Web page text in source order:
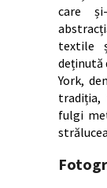
care
textile
deținută
York,
tradiția,
fulgi